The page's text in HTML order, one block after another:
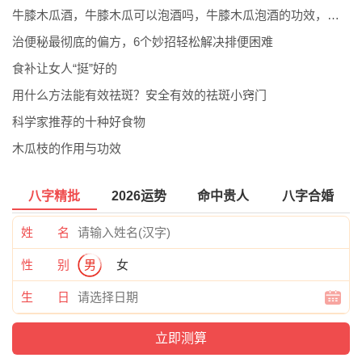
牛膝木瓜酒，牛膝木瓜可以泡酒吗，牛膝木瓜泡酒的功效，牛膝木瓜泡酒的做法，牛膝木瓜泡酒的方法
治便秘最彻底的偏方，6个妙招轻松解决排便困难
食补让女人“挺”好的
用什么方法能有效祛斑？安全有效的祛斑小窍门
科学家推荐的十种好食物
木瓜枝的作用与功效
八字精批 2026运势 命中贵人 八字合婚
姓 名
性 别 男 女
生 日